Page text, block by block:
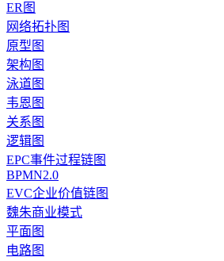
ER图
网络拓扑图
原型图
架构图
泳道图
韦恩图
关系图
逻辑图
EPC事件过程链图
BPMN2.0
EVC企业价值链图
魏朱商业模式
平面图
电路图